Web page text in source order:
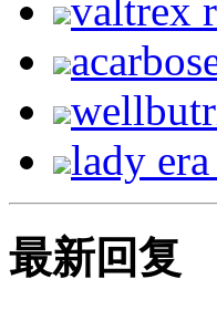
valtrex
lady
最新回复